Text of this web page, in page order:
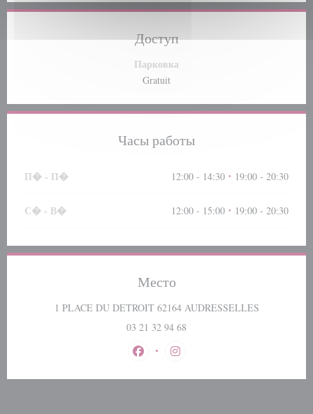
Доступ
Парковка
Gratuit
Часы работы
П� - П� 12:00 - 14:30 • 19:00 - 20:30
С� - В� 12:00 - 15:00 • 19:00 - 20:30
Место
1 PLACE DU DETROIT 62164 AUDRESSELLES
03 21 32 94 68
Facebook ((открывается в новом
Instagram ((открывается в